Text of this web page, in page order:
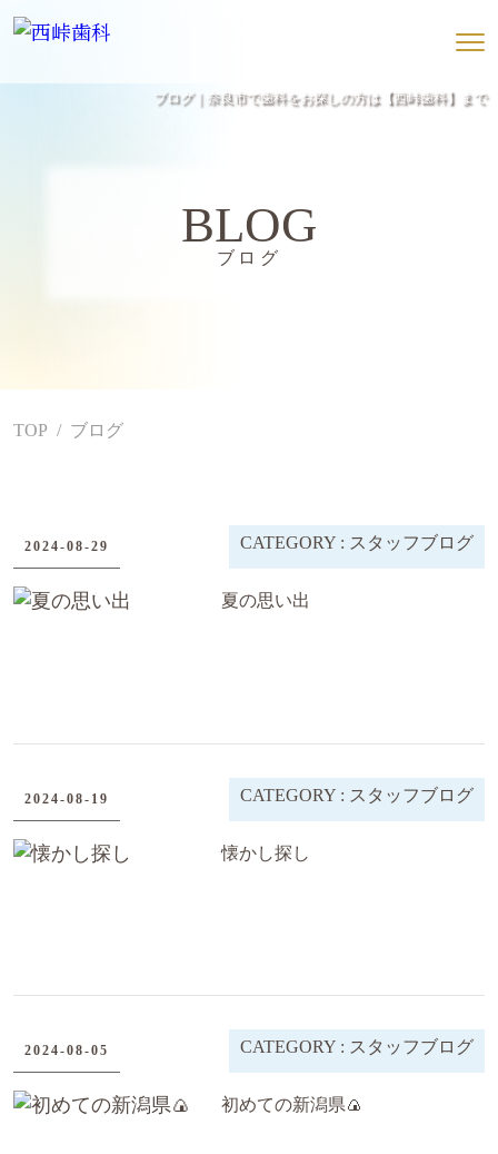
ブログ｜奈良市で歯科をお探しの方は【西峠歯科】まで
BLOG
ブログ
TOP ブログ
2024-08-29 CATEGORY : スタッフブログ
夏の思い出
2024-08-19 CATEGORY : スタッフブログ
懐かし探し
2024-08-05 CATEGORY : スタッフブログ
初めての新潟県🍙